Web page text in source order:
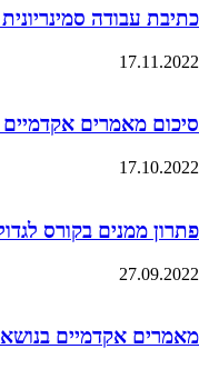
כתיבת עבודה
17.11.2022
סיכום מאמרים
17.10.2022
פתרון ממנים בקורס
27.09.2022
מאמרים אקדמיים בנושא